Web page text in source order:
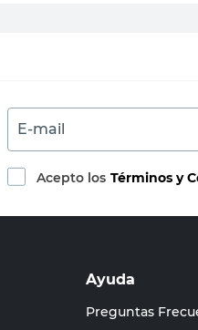
E-mail
Acepto los Términos y
Ayuda
Preguntas